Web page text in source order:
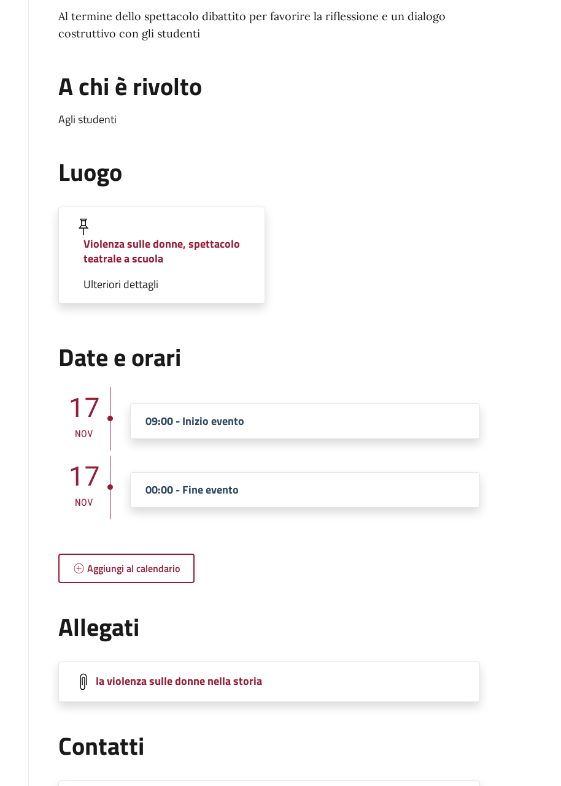
Al termine dello spettacolo dibattito per favorire la riflessione e un dialogo
costruttivo con gli studenti
A chi è rivolto
Agli studenti
Luogo
Violenza sulle donne, spettacolo
teatrale a scuola
Ulteriori dettagli
Date e orari
17
NOV
09:00 - Inizio evento
17
NOV
00:00 - Fine evento
Aggiungi al calendario
Allegati
la violenza sulle donne nella storia
Contatti